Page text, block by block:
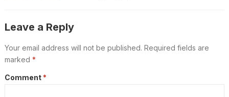
Leave a Reply
Your email address will not be published. Required fields are
marked *
Comment *